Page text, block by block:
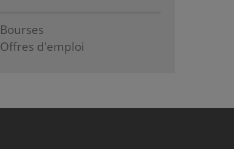
Bourses
Offres d'emploi